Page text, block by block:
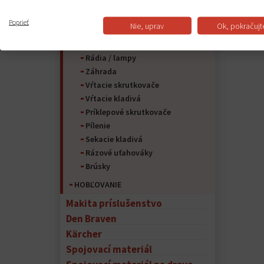
Klincovačky
Kompresor
Rádia / lampy
Záhrada
Vŕtacie skrutkovače
Vŕtacie kladivá
Príklepové skrutkovače
Pílenie
Sekacie kladivá
Rázové uťahováky
Brúsky
HOBĽOVANIE
Makita príslušenstvo
Den Braven
Kärcher
Spojovací materiál
Poprieť Nie, uprav Ok,